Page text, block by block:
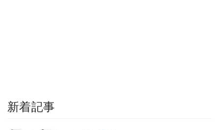
新着記事